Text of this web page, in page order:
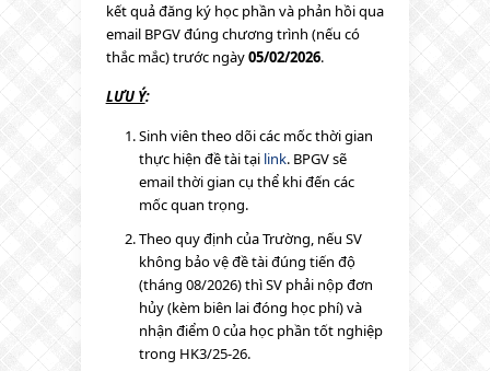
kết quả đăng ký học phần và phản hồi qua
email BPGV đúng chương trình (nếu có
thắc mắc) trước ngày05/02/2026.
LƯU Ý:
Sinh viên theo dõi các mốc thời gian
thực hiện đề tài tại link. BPGV sẽ
email thời gian cụ thể khi đến các
mốc quan trọng.
Theo quy định của Trường, nếu SV
không bảo vệ đề tài đúng tiến độ
(tháng 08/2026) thì SV phải nộp đơn
hủy (kèm biên lai đóng học phí) và
nhận điểm 0 của học phần tốt nghiệp
trong HK3/25-26.